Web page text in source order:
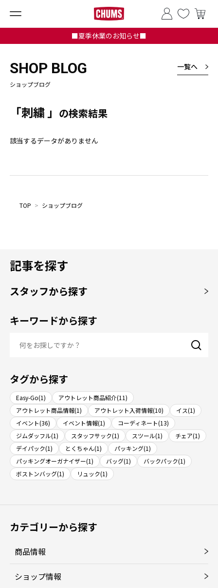
■夏季休業のお知らせ■
SHOP BLOG
ショップブログ
一覧へ
「刺繍 」 の検索結果
該当するデータがありません
TOP > ショップブログ
記事を探す
スタッフから探す
キーワードから探す
タグから探す
Easy-Go(1)
アウトレット商品紹介(11)
アウトレット商品情報(1)
アウトレット入荷情報(10)
イス(1)
イベント(36)
イベント情報(1)
コーディネート(13)
ジムダッフル(1)
スタッフサック(1) スツール(1)
チェア(1)
デイパック(1)
とくちゃん(1)
パッキング(1)
パッキングオーガナイザー(1)
バッグ(1)
バックパック(1)
ボストンバッグ(1)
リュック(1)
カテゴリーから探す
商品情報
ショップ情報